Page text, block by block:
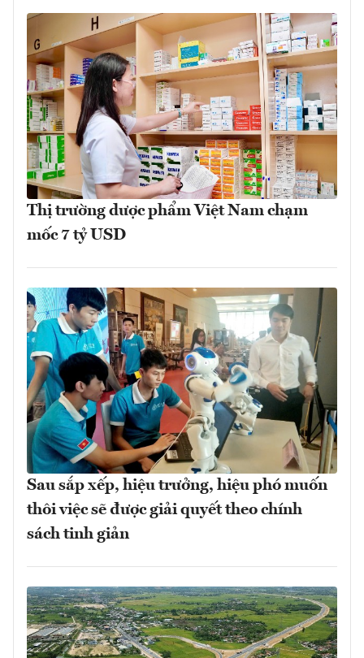
Thị trường dược phẩm Việt Nam chạm
mốc 7 tỷ USD
Sau sắp xếp, hiệu trưởng, hiệu phó muốn
thôi việc sẽ được giải quyết theo chính
sách tinh giản